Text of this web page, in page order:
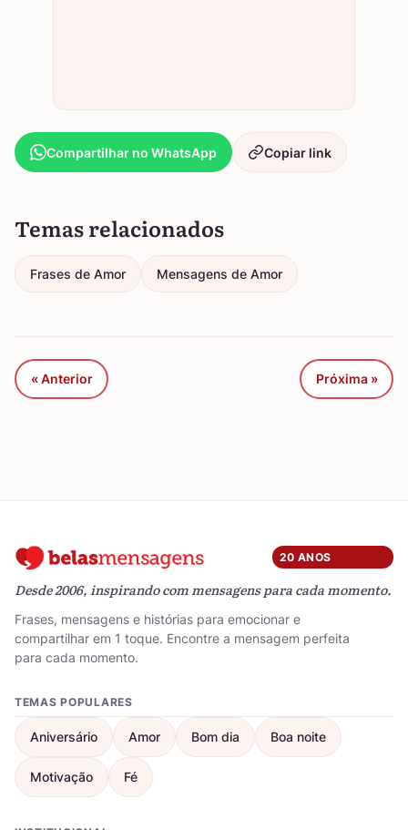
Compartilhar no WhatsApp Copiar link
Temas relacionados
Frases de Amor Mensagens de Amor
« Anterior Próxima »
20 ANOS
Desde 2006, inspirando com mensagens para cada momento.
Frases, mensagens e histórias para emocionar e
compartilhar em 1 toque. Encontre a mensagem perfeita
para cada momento.
TEMAS POPULARES
Aniversário Amor Bom dia Boa noite
Motivação Fé